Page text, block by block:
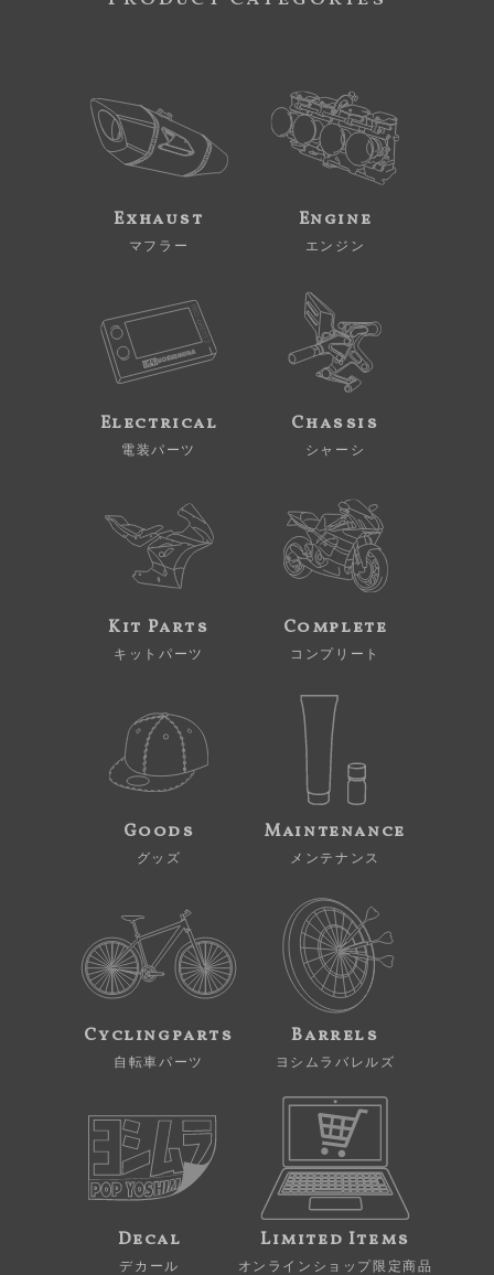
Exhaust
マフラー
Engine
エンジン
Electrical
電装パーツ
Chassis
シャーシ
Kit Parts
キットパーツ
Complete
コンプリート
Goods
グッズ
Maintenance
メンテナンス
Cyclingparts
自転車パーツ
Barrels
ヨシムラバレルズ
Decal
デカール
Limited Items
オンラインショップ限定商品